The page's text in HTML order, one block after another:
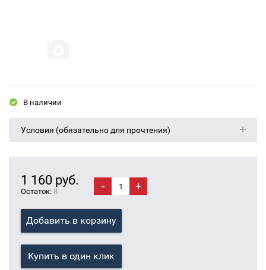
В наличии
Условия (обязательно для прочтения)
1 160 руб.
Остаток: 8 - +
Добавить в корзину
Купить в один клик